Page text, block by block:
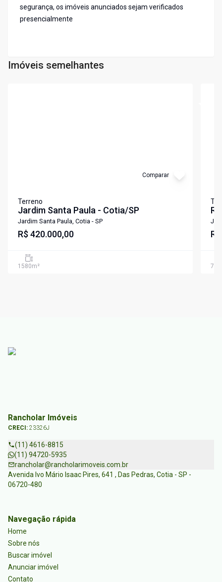
segurança, os imóveis anunciados sejam verificados
presencialmente
Imóveis semelhantes
Comparar
Terreno
Jardim Santa Paula - Cotia/SP
Jardim Santa Paula, Cotia - SP
R$ 420.000,00
1580m² 702
Rancholar Imóveis
CRECI: 23326J
(11) 4616-8815
(11) 94720-5935
rancholar@rancholarimoveis.com.br
Avenida Ivo Mário Isaac Pires, 641 , Das Pedras, Cotia - SP -
06720-480
Navegação rápida
Home
Sobre nós
Buscar imóvel
Anunciar imóvel
Contato